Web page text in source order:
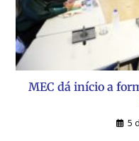
MEC dá início a
5